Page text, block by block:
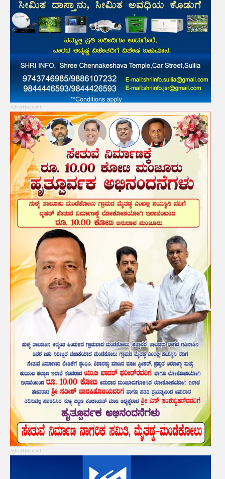
Advertisement
Advertisement